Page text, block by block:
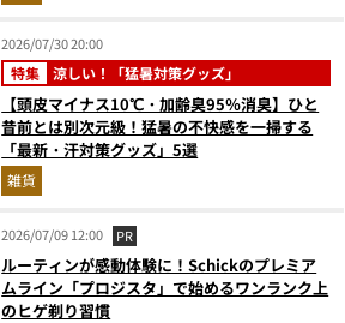
2026/07/30 20:00
特集 涼しい！「猛暑対策グッズ」
【頭皮マイナス10℃・加齢臭95％消臭】ひと
昔前とは別次元級！猛暑の不快感を一掃する
「最新・汗対策グッズ」5選
雑貨
2026/07/09 12:00 PR
ルーティンが感動体験に！Schickのプレミア
ムライン「プロジスタ」で始めるワンランク上
のヒゲ剃り習慣